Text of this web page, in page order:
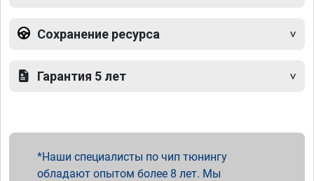
Сохранение ресурса
Гарантия 5 лет
Наши специалисты по чип тюнингу
обладают опытом более 8 лет. Мы